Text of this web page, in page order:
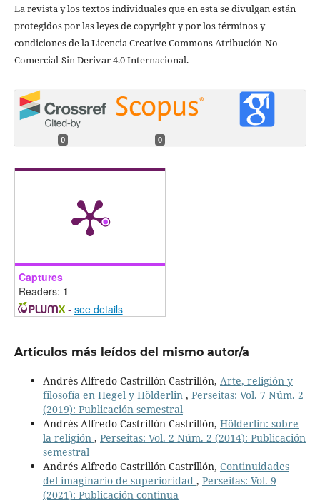
La revista y los textos individuales que en esta se divulgan están
protegidos por las leyes de copyright y por los términos y
condiciones de la Licencia Creative Commons Atribución-No
Comercial-Sin Derivar 4.0 Internacional.
0 0
Captures
Readers: 1
- see details
Artículos más leídos del mismo autor/a
Andrés Alfredo Castrillón Castrillón, Arte, religión y
filosofía en Hegel y Hölderlin , Perseitas: Vol. 7 Núm. 2
(2019): Publicación semestral
Andrés Alfredo Castrillón Castrillón, Hölderlin: sobre
la religión , Perseitas: Vol. 2 Núm. 2 (2014): Publicación
semestral
Andrés Alfredo Castrillón Castrillón, Continuidades
del imaginario de superioridad , Perseitas: Vol. 9
(2021): Publicación continua